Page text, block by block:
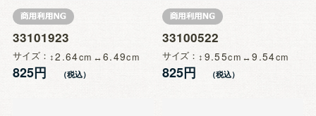
33101923
サイズ 2.64 6.49
825円
33100522
サイズ 9.55 9.54
825円